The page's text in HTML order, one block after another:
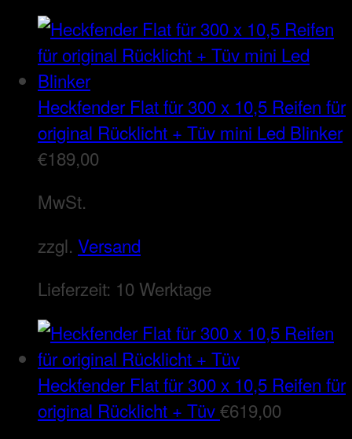
Heckfender Flat für 300 x 10,5 Reifen für
original Rücklicht + Tüv mini Led Blinker
€189,00
MwSt.
zzgl. Versand
Lieferzeit: 10 Werktage
Heckfender Flat für 300 x 10,5 Reifen für
original Rücklicht + Tüv€619,00